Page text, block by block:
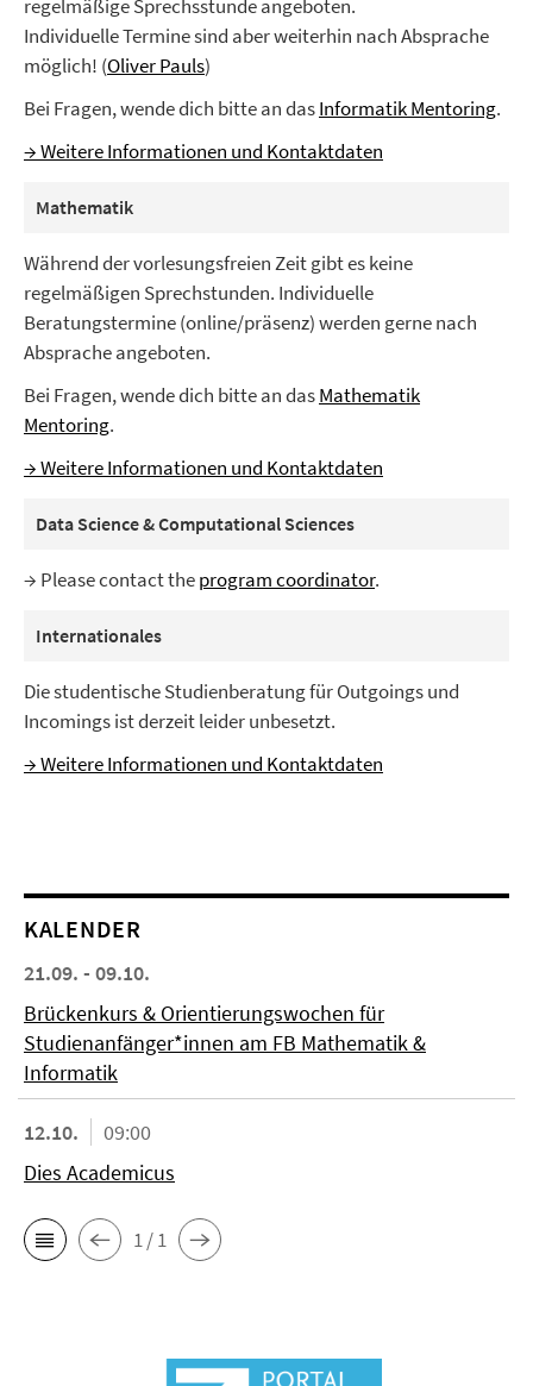
regelmäßige Sprechsstunde angeboten.
Individuelle Termine sind aber weiterhin nach Absprache
möglich! (Oliver Pauls)
Bei Fragen, wende dich bitte an dasInformatik Mentoring.
→ Weitere Informationen und Kontaktdaten
Mathematik
Während der vorlesungsfreien Zeit gibt es keine
regelmäßigen Sprechstunden. Individuelle
Beratungstermine (online/präsenz) werden gerne nach
Absprache angeboten.
Bei Fragen, wende dich bitte an dasMathematik
Mentoring.
→ Weitere Informationen und Kontaktdaten
Data Science & Computational Sciences
→ Please contact theprogram coordinator.
Internationales
Die studentische Studienberatung für Outgoings und
Incomings ist derzeit leider unbesetzt.
→ Weitere Informationen und Kontaktdaten
KALENDER
21.09. - 09.10.
Brückenkurs & Orientierungswochen für
Studienanfänger*innen am FB Mathematik &
Informatik
12.10.
09:00
Dies Academicus
1 / 1